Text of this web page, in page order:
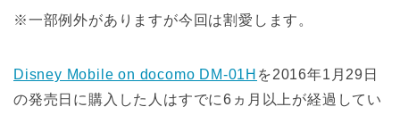
※一部例外がありますが今回は割愛します。
Disney Mobile on docomo DM-01H を2016年1月29日
の発売日に購入した人はすでに6ヵ月以上が経過してい